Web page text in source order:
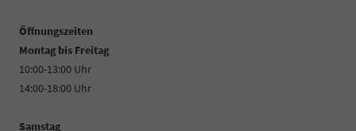
Öffnungszeiten
Montag bis Freitag
10:00-13:00 Uhr
14:00-18:00 Uhr
Samstag